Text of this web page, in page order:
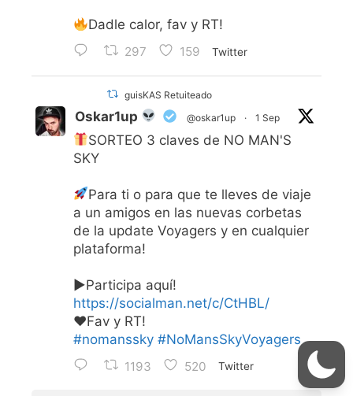
Dadle calor, fav y RT!
297 159 Twitter
guisKAS Retuiteado
Oskar1up @oskar1up · 1 Sep
SORTEO 3 claves de NO MAN'S
SKY
Para ti o para que te lleves de viaje
a un amigos en las nuevas corbetas
de la update Voyagers y en cualquier
plataforma!
▶Participa aquí!
https://socialman.net/c/CtHBL/
♥Fav y RT!
#nomanssky #NoMansSkyVoyagers
1193 520 Twitter